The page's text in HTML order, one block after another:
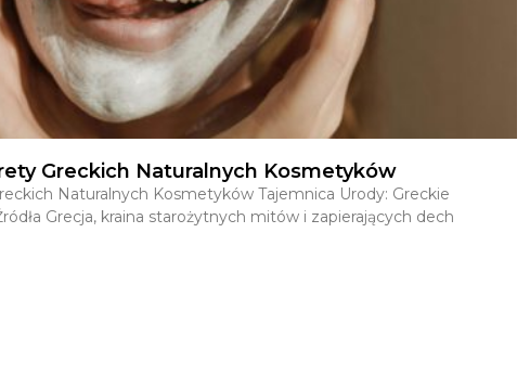
Greckich Naturalnych Kosmetyków
Naturalnych Kosmetyków Tajemnica Urody: Greckie
Grecja, kraina starożytnych mitów i zapierających dech